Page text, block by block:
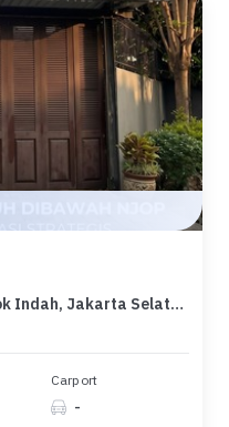
Dijual Tanah Premium di Pondok Indah, Jakarta Selatan, LT 1409m²
Carport
-